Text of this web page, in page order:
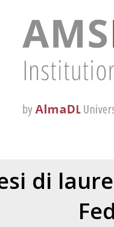
di